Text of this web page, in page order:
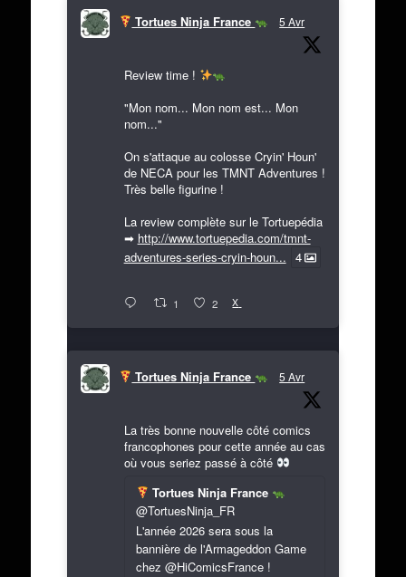
Tortues Ninja France 5 Avr
Review time !
"Mon nom... Mon nom est... Mon
nom..."
On s'attaque au colosse Cryin' Houn'
de NECA pour les TMNT Adventures !
Très belle figurine !
La review complète sur le Tortuepédia
➡ http://www.tortuepedia.com/tmnt-
adventures-series-cryin-houn... 4
1 2 X
Tortues Ninja France 5 Avr
La très bonne nouvelle côté comics
francophones pour cette année au cas
où vous seriez passé à côté
Tortues Ninja France
@TortuesNinja_FR
L'année 2026 sera sous la
bannière de l'Armageddon Game
chez @HiComicsFrance !